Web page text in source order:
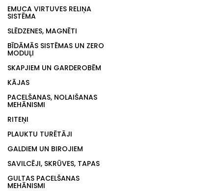
EMUCA VIRTUVES RELIŅA
SISTĒMA
SLĒDZENES, MAGNĒTI
BĪDĀMĀS SISTĒMAS UN ZERO
MODUĻI
SKAPJIEM UN GARDEROBĒM
KĀJAS
PACELŠANAS, NOLAIŠANAS
MEHĀNISMI
RITEŅI
PLAUKTU TURĒTĀJI
GALDIEM UN BIROJIEM
SAVILCĒJI, SKRŪVES, TAPAS
GULTAS PACELŠANAS
MEHĀNISMI